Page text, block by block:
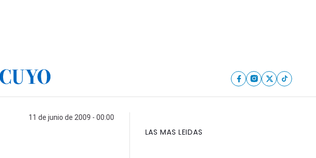
11 de junio de 2009 - 00:00
LAS MAS LEIDAS